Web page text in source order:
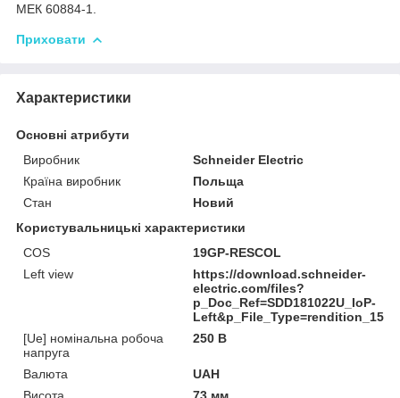
МЕК 60884-1.
Приховати
Характеристики
Основні атрибути
Виробник
Schneider Electric
Країна виробник
Польща
Стан
Новий
Користувальницькі характеристики
COS
19GP-RESCOL
Left view
https://download.schneider-
electric.com/files?
p_Doc_Ref=SDD181022U_IoP-
[Ue] номінальна робоча
напруга
250 В
Валюта
UAH
Висота
73 мм